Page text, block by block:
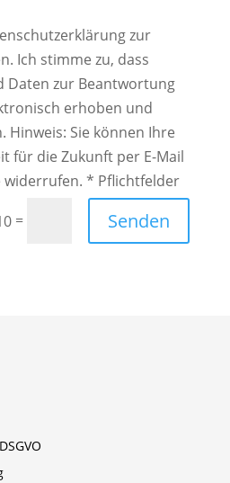
zur
Ich stimme zu, dass
Daten zur Beantwortung
erhoben und
Hinweis: Sie können Ihre
für die Zukunft per E-Mail
widerrufen. * Pflichtfelder
= Senden